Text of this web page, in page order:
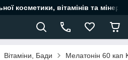
косметики, вітамінів та
Вітаміни, Бади Мелатонін 60 кап